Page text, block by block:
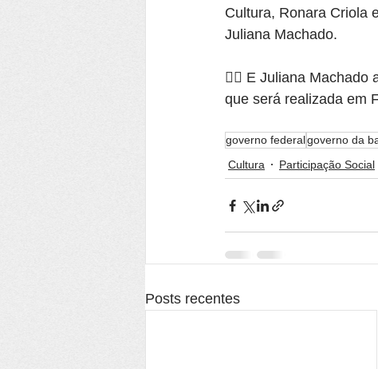
Cultura, Ronara Criola
Juliana Machado.
👉🏿 E Juliana
que será realizada em
governo federalgoverno da
Cultura
Participação Social
Posts recentes